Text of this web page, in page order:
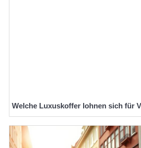
Welche Luxuskoffer lohnen sich für